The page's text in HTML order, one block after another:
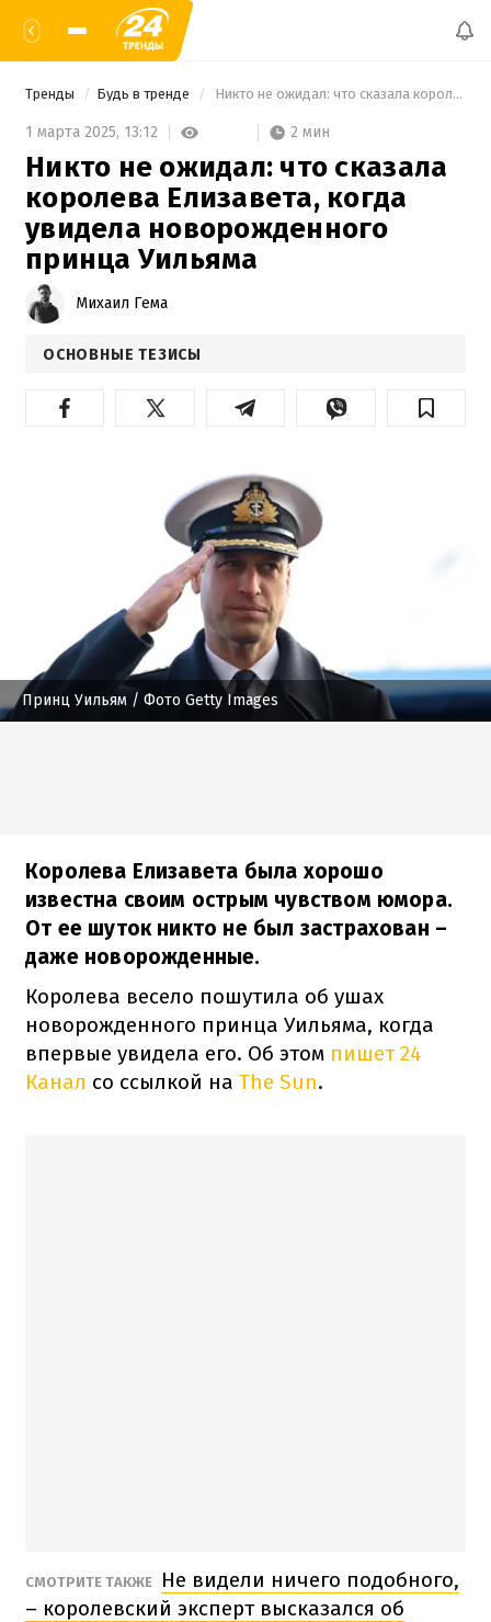
Тренды Будь в тренде Никто не ожидал: что сказала королева Елизавета, когда увидела новорожденного принца Уильяма
1 марта 2025, 13:12 2 мин
Никто не ожидал: что сказала
королева Елизавета, когда
увидела новорожденного
принца Уильяма
Михаил Гема
ОСНОВНЫЕ ТЕЗИСЫ
Принц Уильям / Фото Getty Images
Королева Елизавета была хорошо
известна своим острым чувством юмора.
От ее шуток никто не был застрахован –
даже новорожденные.
Королева весело пошутила об ушах
новорожденного принца Уильяма, когда
впервые увидела его. Об этом пишет 24
Канал со ссылкой на The Sun.
СМОТРИТЕ ТАКЖЕ
Не видели ничего подобного,
– королевский эксперт высказался об